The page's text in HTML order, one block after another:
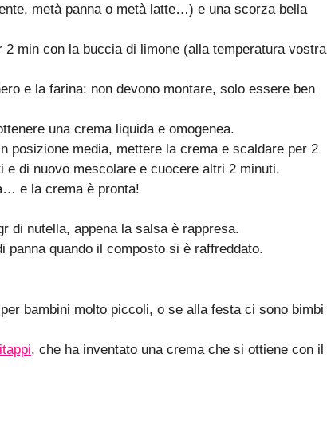
metà panna o metà latte…) e una scorza bella
min con la buccia di limone (alla temperatura vostra
e la farina: non devono montare, solo essere ben
una crema liquida e omogenea.
posizione media, mettere la crema e scaldare per 2
di nuovo mescolare e cuocere altri 2 minuti.
e la crema è pronta!
di nutella, appena la salsa è rappresa.
panna quando il composto si è raffreddato.
bambini molto piccoli, o se alla festa ci sono bimbi
, che ha inventato una crema che si ottiene con il